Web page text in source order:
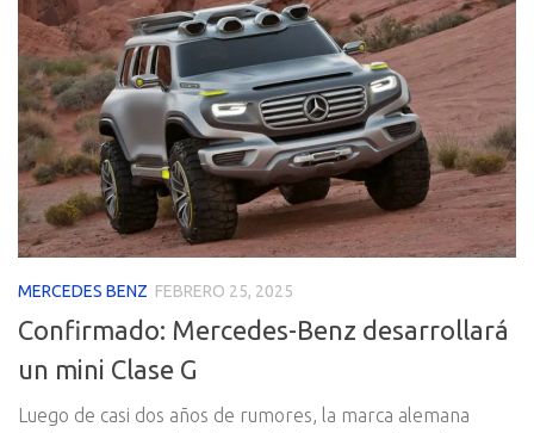
MERCEDES BENZ FEBRERO 25, 2025
Confirmado: Mercedes-Benz desarrollará
un mini Clase G
Luego de casi dos años de rumores, la marca alemana